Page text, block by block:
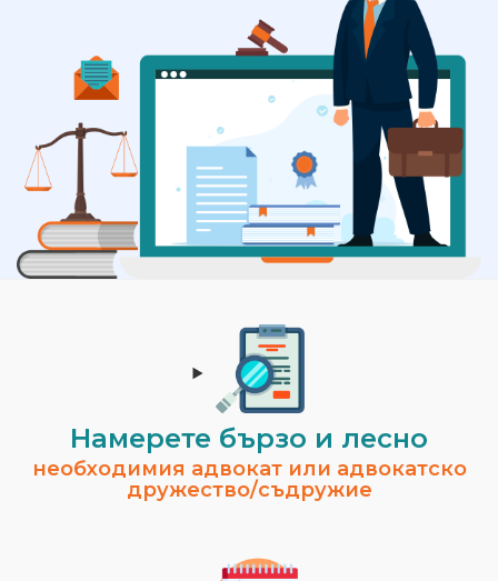
Намерете бързо и лесно
необходимия адвокат или адвокатско
дружество/съдружие